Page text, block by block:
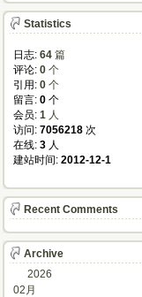
Statistics
日志: 64 篇
评论: 0 个
引用: 0 个
留言: 0 个
会员: 1 人
访问: 7056218 次
在线: 3 人
建站时间: 2012-12-1
Recent Comments
Archive
2026
02月